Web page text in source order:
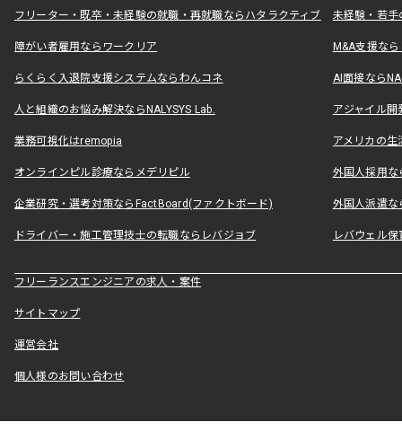
フリーター・既卒・未経験の就職・再就職ならハタラクティブ 未経験・若手
障がい者雇用ならワークリア M&A支援な
らくらく入退院支援システムならわんコネ AI面接なら
人と組織のお悩み解決ならNALYSYS Lab. アジャイル
業務可視化はremopia アメリカの
オンラインピル診療ならメデリピル 外国人採用
企業研究・選考対策ならFactBoard(ファクトボード) 外国人派遣な
ドライバー・施工管理技士の転職ならレバジョブ レバウェル
フリーランスエンジニアの求人・案件
サイトマップ
運営会社
個人様のお問い合わせ